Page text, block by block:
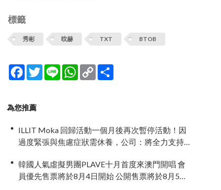
標籤
秀彬 旼赫 TXT BTOB
Facebook
TwitterLine WhatsApp
Copy
Link
為您推薦
ILLIT Moka 回歸活動一個月後再次暫停活動！因
過度緊張與焦慮症狀需休養，公司：將全力支持
韓國人氣虛擬男團PLAVE十月首度來澳門開唱 會
員優先售票將於8月4日開始 公開售票將於8月5日